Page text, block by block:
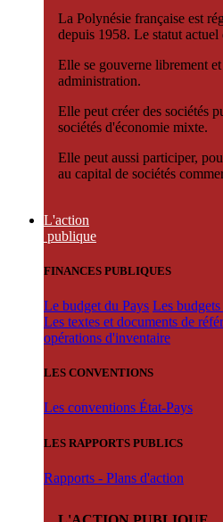
La Polynésie française est
depuis 1958. Le statut actuel
Elle se gouverne librement
administration.
Elle peut créer des sociétés
sociétés d'économie mixte.
Elle peut aussi participer,
au capital de sociétés
L'action
publique
FINANCES PUBLIQUES
Le budget du Pays Les
Les textes et documents de
opérations d'inventaire
LES CONVENTIONS
Les conventions État-Pays
LES RAPPORTS PUBLICS
Rapports - Plans d'action